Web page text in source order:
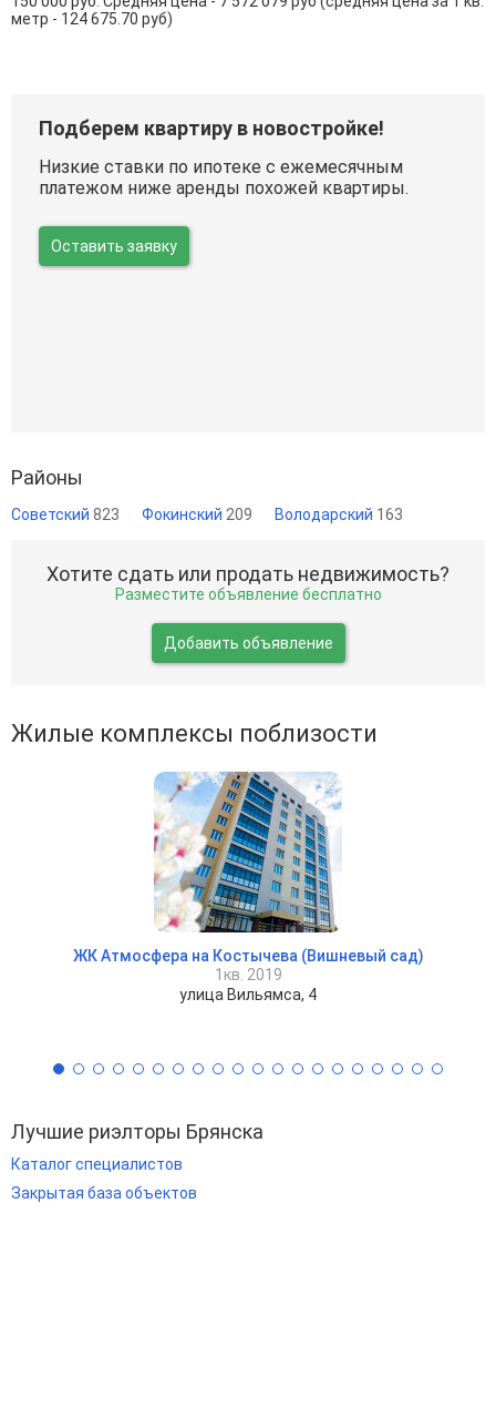
метр - 124 675.70 руб)
Подберем квартиру в новостройке!
Низкие ставки по ипотеке с ежемесячным
платежом ниже аренды похожей квартиры.
Оставить заявку
Районы
Советский 823 Фокинский 209 Володарский 163
Хотите сдать или продать недвижимость?
Разместите объявление бесплатно
Добавить объявление
Жилые комплексы поблизости
ЖК Атмосфера на Костычева (Вишневый сад)
1кв. 2019
улица Вильямса, 4
Лучшие риэлторы Брянска
Каталог специалистов
Закрытая база объектов